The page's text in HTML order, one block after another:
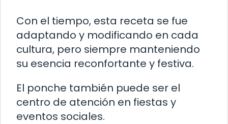
Con el tiempo, esta receta se fue
adaptando y modificando en cada
cultura, pero siempre manteniendo
su esencia reconfortante y festiva.
El ponche también puede ser el
centro de atención en fiestas y
eventos sociales.